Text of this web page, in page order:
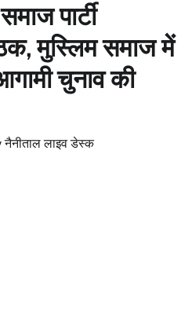
पार्टी
मुस्लिम समाज में
चुनाव की
नैनीताल लाइव डेस्क